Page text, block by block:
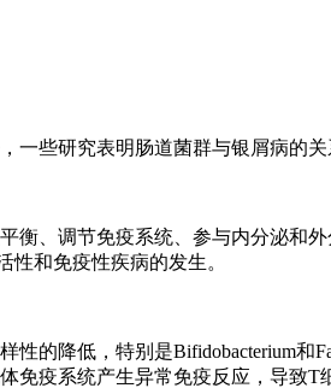
些研究表明肠道菌群与银屑病的
衡、调节免疫系统、参与内分泌和
和免疫性疾病的发生。
降低，特别是Bifidobacterium和
疫系统产生异常免疫反应，导致